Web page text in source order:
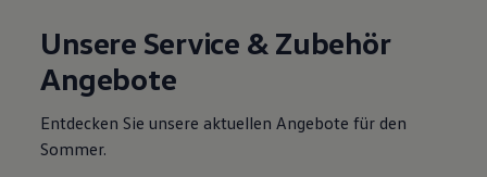
Unsere Service & Zubehör
Angebote
Entdecken Sie unsere aktuellen Angebote für den
Sommer.